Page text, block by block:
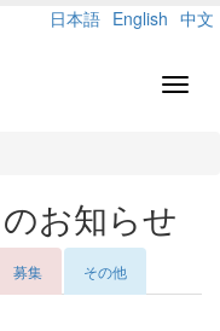
日本語 English 中文
お知らせ
募集 その他